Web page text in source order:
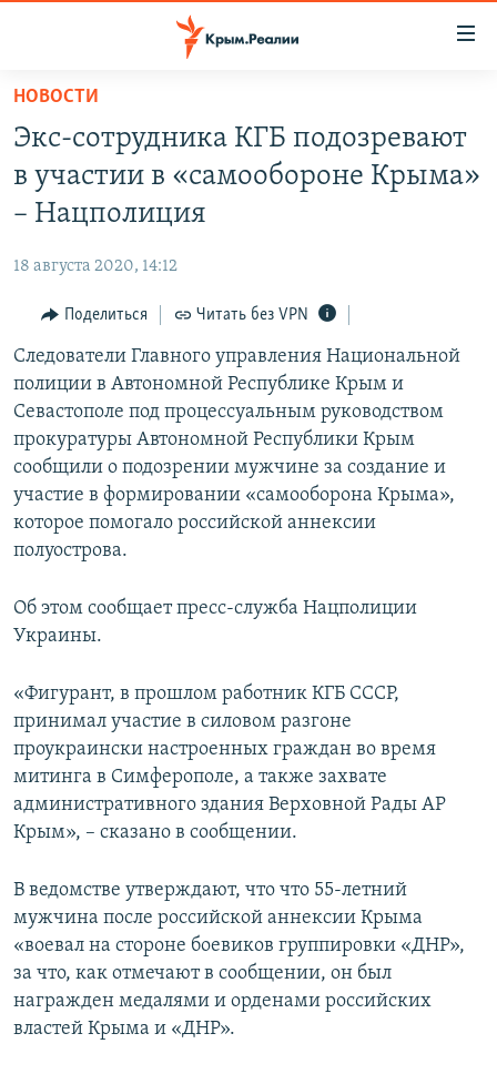
Вернуться
основному
содержанию
Вернутся
главной
навигации
Вернутся
поиску
СПЕЦПРОЕКТЫ
ГРУЗ 200
11 ЛЕТ ОККУПАЦИИ КРЫМА. 11 ИСТОРИЙ СОПРОТИВЛЕНИЯ
ВОДА
ЕЩЕ
ИНТЕРАКТИВ
ИНФОГРАФИКА
ТЕЛЕПРОЕКТ КРЫМ.РЕАЛИИ
СОВЕТЫ ПРАВОЗАЩИТНИКОВ
ПРОПАВШИЕ БЕЗ ВЕСТИ
ПОБЕДИТЕЛЕЙ НЕ СУДЯТ?
КРЫМ.НЕПОКОРЕННЫЙ
УКРАИНСКАЯ ПРОБЛЕМА КРЫМА
РАДІО СВОБОДА
КАК ОБОЙТИ БЛОКИРОВКУ
Українською
Qırımtatar
ПРИСОЕДИНЯЙТЕСЬ!
НОВОСТИ
Экс-сотрудника КГБ подозревают
в участии в «самообороне Крыма»
– Нацполиция
18 августа 2020, 14:12
Поделиться Читать без VPN
Следователи Главного управления Национальной
полиции в Автономной Республике Крым и
Севастополе под процессуальным руководством
прокуратуры Автономной Республики Крым
сообщили о подозрении мужчине за создание и
участие в формировании «самооборона Крыма»,
которое помогало российской аннексии
полуострова.
Об этом сообщает пресс-служба Нацполиции
Украины.
«Фигурант, в прошлом работник КГБ СССР,
принимал участие в силовом разгоне
проукраински настроенных граждан во время
митинга в Симферополе, а также захвате
административного здания Верховной Рады АР
Крым», – сказано в сообщении.
В ведомстве утверждают, что что 55-летний
мужчина после российской аннексии Крыма
«воевал на стороне боевиков группировки «ДНР»,
за что, как отмечают в сообщении, он был
награжден медалями и орденами российских
властей Крыма и «ДНР».